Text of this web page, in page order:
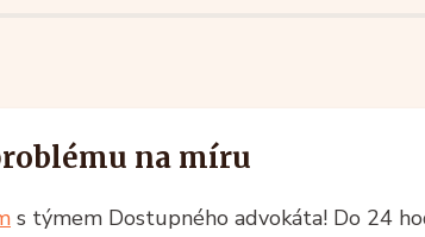
na míru
s týmem Dostupného advokáta! Do 24